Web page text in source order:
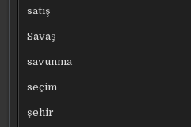
satış
Savaş
savunma
seçim
şehir